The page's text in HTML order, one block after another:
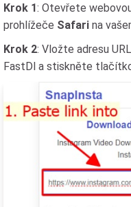
Krok 1: Otevřete
prohlížeče Safari na
Krok 2: Vložte adresu
FastDl a stiskněte